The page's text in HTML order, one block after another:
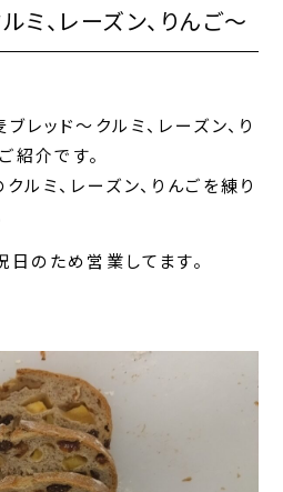
お知らせ一覧
お問い合わせフォーム
ミ、レーズン、りんご〜
レッド〜クルミ、レーズン、り
紹介です。
ルミ、レーズン、りんごを練り
のため営業してます。